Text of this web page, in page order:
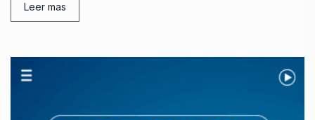
Leer mas